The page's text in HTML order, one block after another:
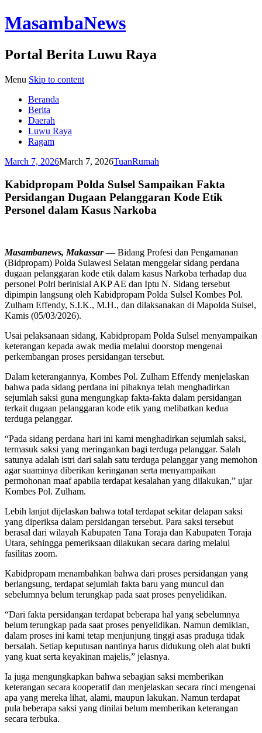
MasambaNews
Portal Berita Luwu Raya
Menu Skip to content
Beranda
Berita
Daerah
Luwu Raya
Ragam
March 7, 2026March 7, 2026TuanRumah
Kabidpropam Polda Sulsel Sampaikan Fakta
Persidangan Dugaan Pelanggaran Kode Etik
Personel dalam Kasus Narkoba
Masambanews, Makassar— Bidang Profesi dan Pengamanan
(Bidpropam) Polda Sulawesi Selatan menggelar sidang perdana
dugaan pelanggaran kode etik dalam kasus Narkoba terhadap dua
personel Polri berinisial AKP AE dan Iptu N. Sidang tersebut
dipimpin langsung oleh Kabidpropam Polda Sulsel Kombes Pol.
Zulham Effendy, S.I.K., M.H., dan dilaksanakan di Mapolda Sulsel,
Kamis (05/03/2026).
Usai pelaksanaan sidang, Kabidpropam Polda Sulsel menyampaikan
keterangan kepada awak media melalui doorstop mengenai
perkembangan proses persidangan tersebut.
Dalam keterangannya, Kombes Pol. Zulham Effendy menjelaskan
bahwa pada sidang perdana ini pihaknya telah menghadirkan
sejumlah saksi guna mengungkap fakta-fakta dalam persidangan
terkait dugaan pelanggaran kode etik yang melibatkan kedua
terduga pelanggar.
“Pada sidang perdana hari ini kami menghadirkan sejumlah saksi,
termasuk saksi yang meringankan bagi terduga pelanggar. Salah
satunya adalah istri dari salah satu terduga pelanggar yang memohon
agar suaminya diberikan keringanan serta menyampaikan
permohonan maaf apabila terdapat kesalahan yang dilakukan,” ujar
Kombes Pol. Zulham.
Lebih lanjut dijelaskan bahwa total terdapat sekitar delapan saksi
yang diperiksa dalam persidangan tersebut. Para saksi tersebut
berasal dari wilayah Kabupaten Tana Toraja dan Kabupaten Toraja
Utara, sehingga pemeriksaan dilakukan secara daring melalui
fasilitas zoom.
Kabidpropam menambahkan bahwa dari proses persidangan yang
berlangsung, terdapat sejumlah fakta baru yang muncul dan
sebelumnya belum terungkap pada saat proses penyelidikan.
“Dari fakta persidangan terdapat beberapa hal yang sebelumnya
belum terungkap pada saat proses penyelidikan. Namun demikian,
dalam proses ini kami tetap menjunjung tinggi asas praduga tidak
bersalah. Setiap keputusan nantinya harus didukung oleh alat bukti
yang kuat serta keyakinan majelis,” jelasnya.
Ia juga mengungkapkan bahwa sebagian saksi memberikan
keterangan secara kooperatif dan menjelaskan secara rinci mengenai
apa yang mereka lihat, alami, maupun lakukan. Namun terdapat
pula beberapa saksi yang dinilai belum memberikan keterangan
secara terbuka.